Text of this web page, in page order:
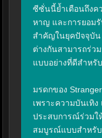
ซีซั่นนี้ย้ำเตือนถึงค
หาญ และการยอม
สำคัญในยุคปัจจุบัน
ต่างกันสามารถร่ว
แบบอย่างที่ดีสำหรั
มรดกของ
เพราะความบันเทิ
ประสบการณ์ร่วมใ
สมบูรณ์แบบสำหรับ